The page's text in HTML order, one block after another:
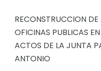
Ejecución
Obras y
RECONSTRUCCION
OFICINAS PUBLICAS
ACTOS DE LA JUNTA
ANTONIO